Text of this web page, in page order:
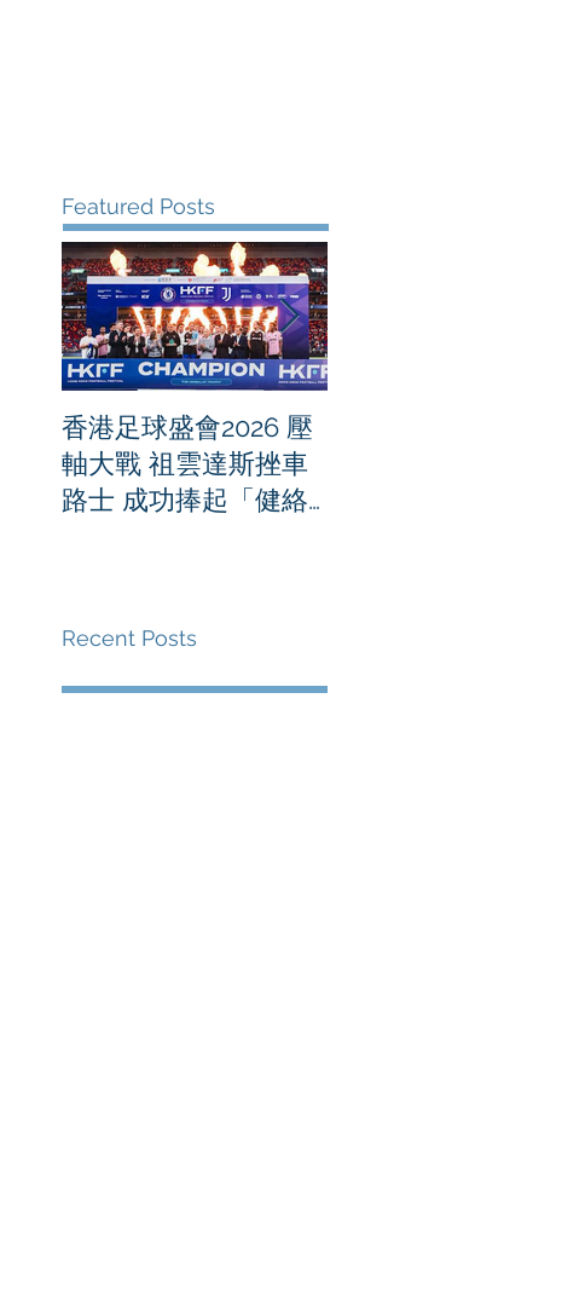
Featured Posts
香港足球盛會2026 壓
軸大戰 祖雲達斯挫車
路士 成功捧起「健絡
Recent Posts